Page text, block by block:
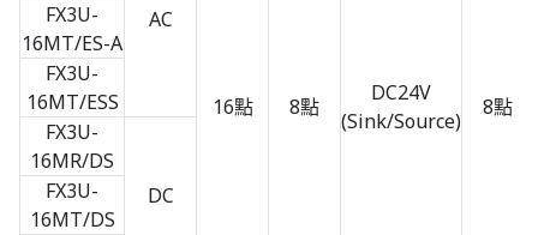
AC
16點 8點
DC24V
(Sink/Source)
8點
FX3U-
16MT/ES-A
FX3U-
16MT/ESS
FX3U-
16MR/DS
DC
FX3U-
16MT/DS